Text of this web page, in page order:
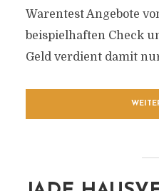
Warentest Angebote
beispielhaften Check
Geld verdient damit